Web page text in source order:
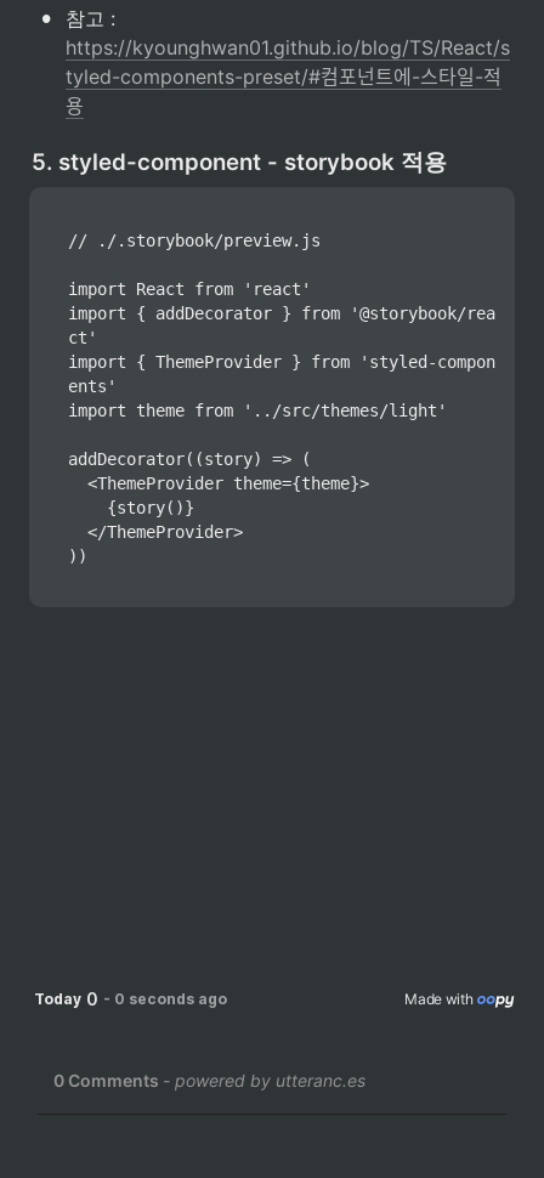
•
https://kyounghwan01.github.io/blog/TS/React/s
tyled-components-preset/#컴포넌트에-스타일-적
용
5. styled-component - storybook 적용
// ./.storybook/preview.js
import React from 'react'
import { addDecorator } from '@storybook/rea
ct'
import { ThemeProvider } from 'styled-compon
ents'
import theme from '../src/themes/light'
addDecorator((story) => (
))
Today 0 - 0 seconds ago Made with